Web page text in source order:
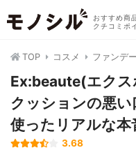
おすすめ商
クチコミポ
TOP コスメ ファンデ
Ex:beaute(エク
クッションの悪
使ったリアルな本
3.68